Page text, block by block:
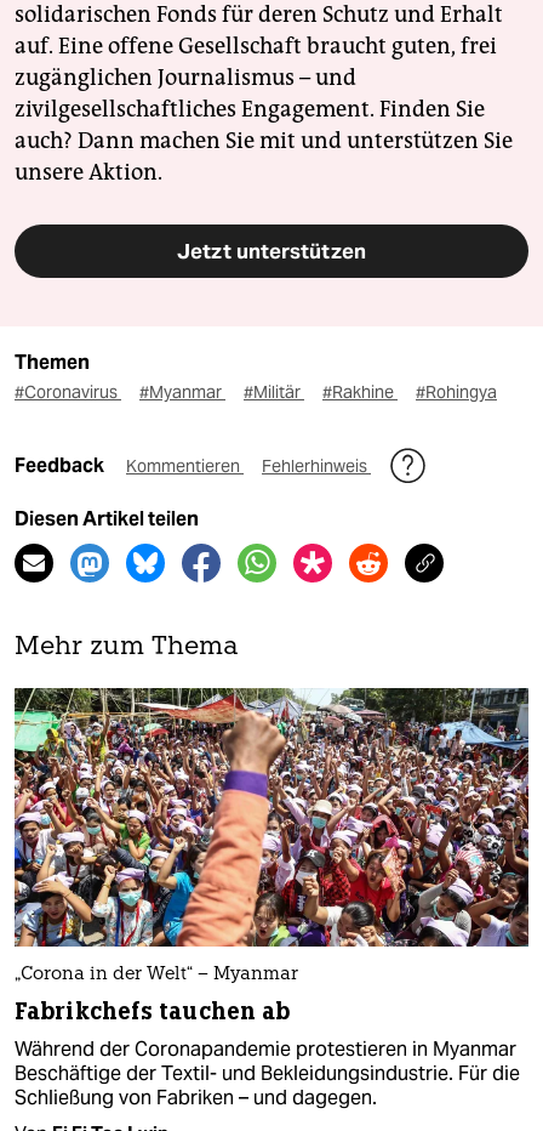
solidarischen Fonds für deren Schutz und Erhalt
auf. Eine offene Gesellschaft braucht guten, frei
zugänglichen Journalismus – und
zivilgesellschaftliches Engagement. Finden Sie
auch? Dann machen Sie mit und unterstützen Sie
unsere Aktion.
Jetzt unterstützen
Themen
#Coronavirus #Myanmar #Militär #Rakhine #Rohingya
Feedback Kommentieren Fehlerhinweis
Diesen Artikel teilen
Mehr zum Thema
„Corona in der Welt“ – Myanmar
Fabrikchefs tauchen ab
Während der Coronapandemie protestieren in Myanmar
Beschäftige der Textil- und Bekleidungsindustrie. Für die
Schließung von Fabriken – und dagegen.